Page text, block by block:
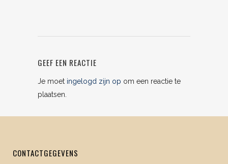
GEEF EEN REACTIE
Je moet ingelogd zijn op om een reactie te
plaatsen.
CONTACTGEGEVENS